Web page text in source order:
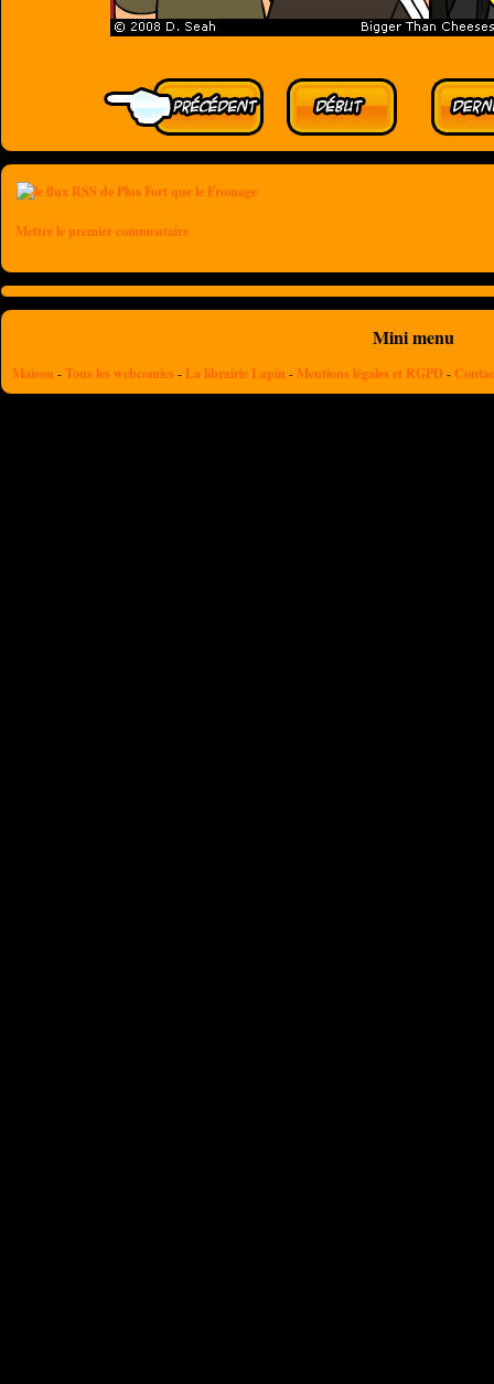
Mettre le premier commentaire
Mini menu
Maison -Tous les webcomics - La librairie Lapin - Mentions légales et RGPD -